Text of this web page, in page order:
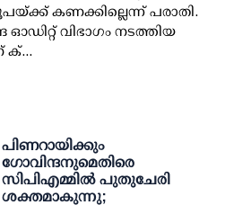
കണക്കില്ലെന്ന് പരാതി.
ഓഡിറ്റ് വിഭാഗം നടത്തിയ
ക്...
പിണറായിക്കും
ഗോവിന്ദനുമെതിരെ
സിപിഎമ്മില്‍ പുതുചേരി
ശക്തമാകുന്നു;